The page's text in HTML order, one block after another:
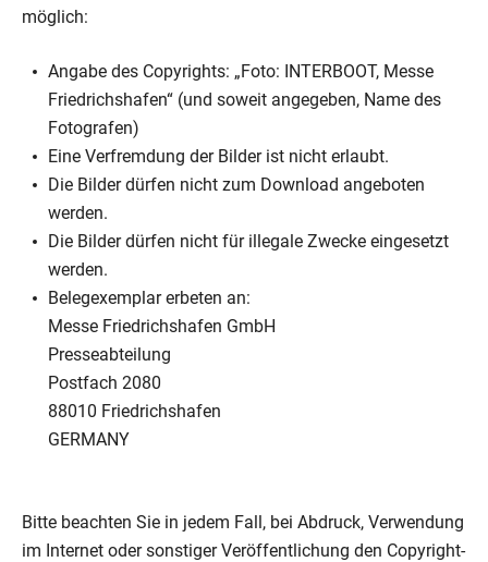
möglich:
Angabe des Copyrights: „Foto: INTERBOOT, Messe
Friedrichshafen“ (und soweit angegeben, Name des
Fotografen)
Eine Verfremdung der Bilder ist nicht erlaubt.
Die Bilder dürfen nicht zum Download angeboten
werden.
Die Bilder dürfen nicht für illegale Zwecke eingesetzt
werden.
Belegexemplar erbeten an:
Messe Friedrichshafen GmbH
Presseabteilung
Postfach 2080
88010 Friedrichshafen
GERMANY
Bitte beachten Sie in jedem Fall, bei Abdruck, Verwendung
im Internet oder sonstiger Veröffentlichung den Copyright-